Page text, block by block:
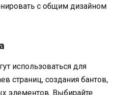
с общим дизайном
использоваться для
страниц, создания бантов,
элементов. Выбирайте